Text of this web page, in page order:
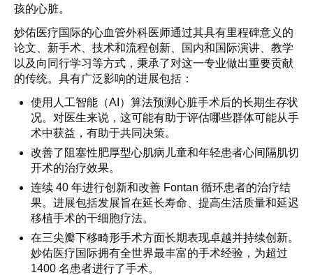
孩的心脏。
妙佑医疗国际的心血管外科医师通过其具有里程碑意义的
论文、新手术、技术和流程创新、国内和国际演讲、教学
以及向同行学习等方式，秉承了对这一专业做出重要贡献
的传统。具有广泛影响的进展包括：
使用人工智能（AI）算法预测心脏手术后的长期生存状
况。对医生来说，这可能有助于评估哪些群体可能从手
术中获益，有助于共同决策。
改善了阻塞性肥厚型心肌病儿童和年轻患者心间隔肌切
开术的治疗效果。
连续 40 年进行创新和改善 Fontan 循环患者的治疗结
果。进展包括发展旨在延长寿命、提高生活质量和延迟
移植手术的干细胞疗法。
在三尖瓣下移畸形手术方面长期表现卓越并持续创新。
妙佑医疗国际拥有全世界最丰富的手术经验，为超过
1400 名患者进行了手术。